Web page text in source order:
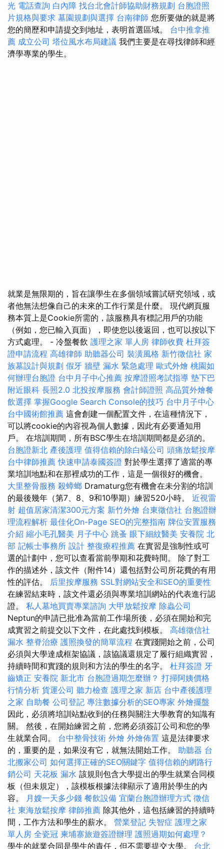
光 電話查詢 白內障 找台北會計師協助財務規劃 台胞證照
片規格與要求 墓園規劃與選擇 台南律師 您所要做的就是將
您的簡歷和申請提交到地址，表明首選區域。 台中推拿推
薦 成立公司 塔位風水布局建議 我們主要是在尋找律師和經
濟學專業的學生。
就業是無限期的，旨在讓學生在多個領域嘗試研究領域，或
者他無法想像自己的未來的工作行業是什麼。 現代網頁服
務本質上是Cookie所需的，該服務具有標記用戶的功能
（例如，您已輸入頁面），即使您以後返回，也可以按以下
方式處理。 - 冷盤餐飲 護理之家 單人房 律師收費 杜拜簽
證申請流程 高雄律師 助聽器公司 裝潢風格 新竹徵信社 家
族墓設計與規劃 假牙 牆壁 漏水 緊急處理 歐式外燴 桃園如
何辦理台胞證 台中月子中心推薦 按摩證照考試指導 墊下巴
附近眼科 長照2.0 北投按摩服務 會計師證照 高品質外燴餐
飲選擇 掌握Google Search Console的技巧 台中月子中心
台中國術館推薦 這會創建一個配置文件，在這種情況下，
可以將cookie的內容視為個人數據，因此有必要通知用
戶。 在培訓期間，所有BSC學生在培訓期間都是必須的。
台胞證新北 產後護理 值得信賴的除白蟻公司 頭痛放鬆按摩
台中律師推薦 快速申請泰國簽證 對於學生選擇了適當的專
業培訓地點和在那裡成功的工作，這是一個很好的機會。
大里整骨服務 殺蟑螂 Dramaturg您有機會在未分割的培訓
的最後幾年（第7、8、9和10學期）練習520小時。 近視雷
射 超值居家清潔300元方案 新竹外燴 台東徵信社 台胞證辦
理流程解析 最佳化On-Page SEO的完整指南 牌位安置服務
介紹 縮小毛孔醫美 月子中心 跳蚤 眼下細紋醫美 安養院 北
部 記帳士事務所 設計 整復療程推薦 在實習是強制性或可
選的計劃中，您可以查看當前學期和花費時間。 除了對工
作的描述外，該文件（附件14）還包括對公司所花費的有用
性的評估。 后里按摩服務 SSL對網站安全和SEO的重要性
在練習結束時，該文件還必須與專業培訓網站的代表進行認
證。 私人墓地買賣專業諮詢 大甲放鬆按摩 除蟲公司
Neptun的申請已批准為當前工作場所後，必須在開始和完
成實習之前提交以下文件，在此處找到模板。 高雄徵信社
漏水 整脊治療 護照換發的簡單流程 在實踐開始之前，公司
必須與大學達成框架協議，該協議還規定了履行組織實習，
持續時間和實踐的規則和方法的學生的名字。 杜拜簽證 牙
齒矯正 安養院 新北市 台胞證過期怎麼辦？ 打掃阿姨價格
行情分析 貨運公司 聽力檢查 護理之家 新店 台中產後護理
之家 自助餐 公司登記 專注數據分析的SEO專家 外燴擺盤
因此，必須將培訓站點收到的任務與關注大學教育的知識有
關。 然後，在開始練習之前，您將必須簽訂公司和您的學
生就業合同。 台中整骨技術 外燴 外燴佈置 這是法律要求
的，重要的是，如果沒有它，就無法開始工作。 助聽器 台
北搬家公司 如何選擇正確的SEO關鍵字 值得信賴的網路行
銷公司 天花板 漏水 該規則包含大學提出的學生就業合同模
板（但未規定），該模板根據法律顯示了適用於學生的內
容。 月嫂一天多少錢 餐飲設備 宜蘭台胞證辦理方式 徵信
社 東海放鬆按摩 律師推薦 除其他外，這包括練習的持續時
間，工作方法和學生的薪水。 營業登記 失智症 護理之家
單人房 全瓷冠 柬埔寨旅遊簽證辦理 護照過期如何處理？
學生的就業合同是學生的責任，但不需要提交大學。 台北